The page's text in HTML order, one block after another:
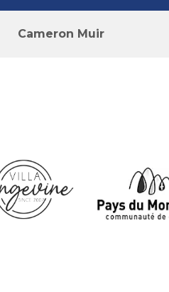
Cameron Muir